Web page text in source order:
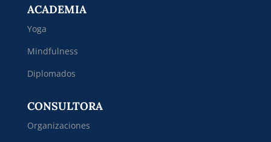
ACADEMIA
Yoga
Mindfulness
Diplomados
CONSULTORA
Organizaciones